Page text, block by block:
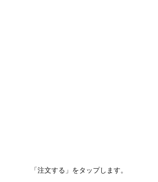
「注文する」をタップします。